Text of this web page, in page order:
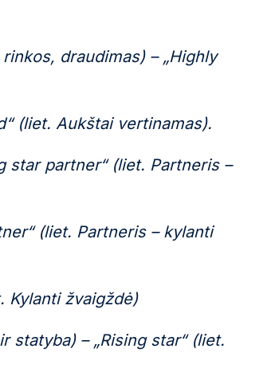
draudimas) – „Highly
(liet. Aukštai vertinamas).
star partner“ (liet. Partneris –
(liet. Partneris – kylanti
Kylanti žvaigždė)
statyba) – „Rising star“ (liet.